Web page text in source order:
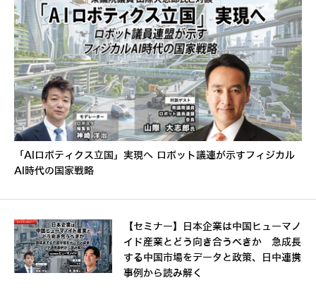
「AIロボティクス立国」実現へ ロボット議連が示すフィジカル
AI時代の国家戦略
【セミナー】日本企業は中国ヒューマノ
イド産業とどう向き合うべきか 急成長
する中国市場をデータと政策、日中連携
事例から読み解く